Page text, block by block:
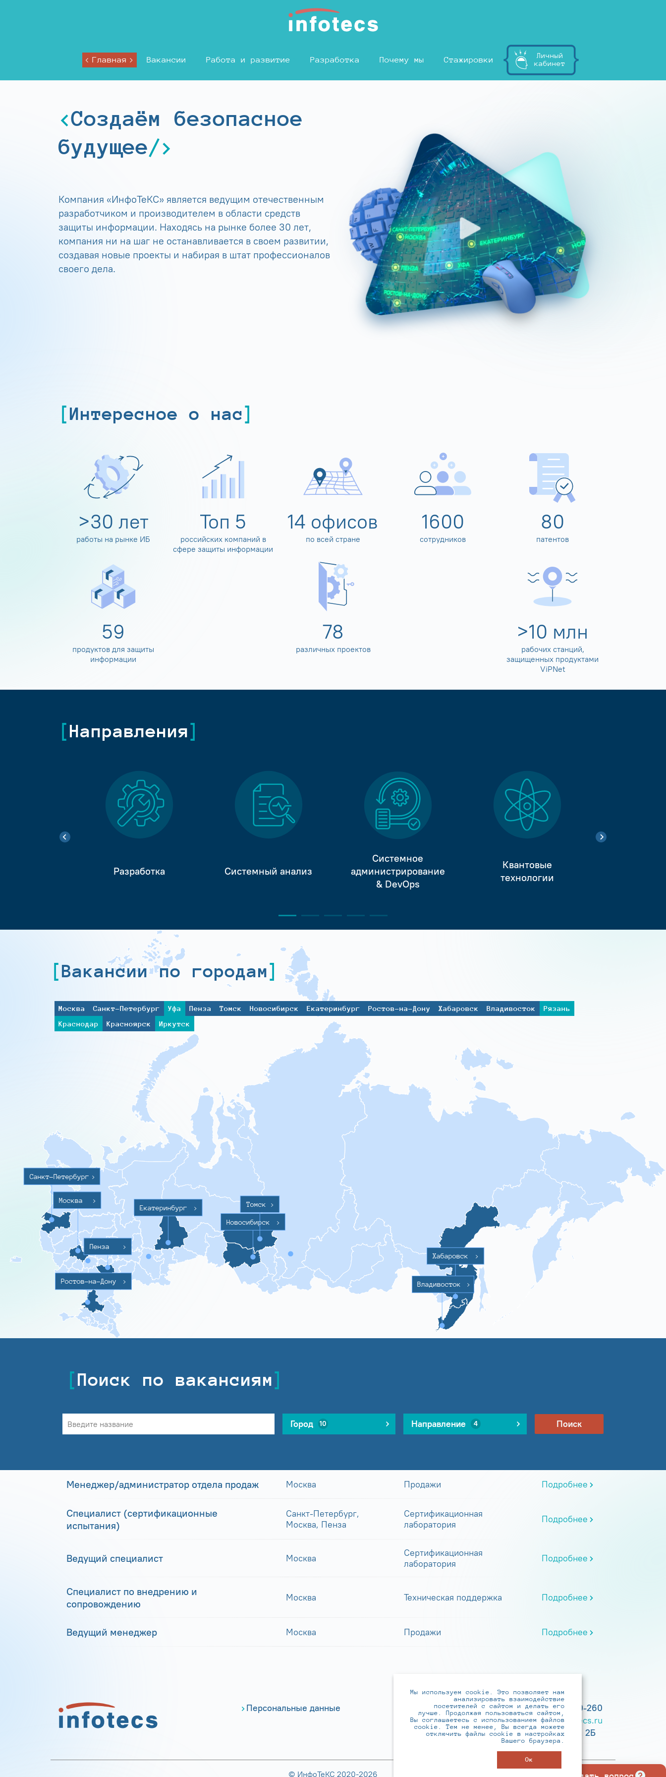
Главная Вакансии Работа и развитие Разработка Почему мы Стажировки
Личный
кабинет
Создаём безопасное
будущее
Компания «ИнфоТеКС» является ведущим отечественным
разработчиком и производителем в области средств
защиты информации. Находясь на рынке более 30 лет,
компания ни на шаг не останавливается в своем развитии,
создавая новые проекты и набирая в штат профессионалов
своего дела.
Интересное о нас
>30 лет
работы на рынке ИБ
Топ 5
российских компаний в
сфере защиты информации
14 офисов
по всей стране
1600
сотрудников
80
патентов
60
продуктов для защиты
информации
80
различных проектов
>10 млн
рабочих станций,
защищенных продуктами
ViPNet
Направления
Разработка Системный анализ
Системное
администрирование
& DevOps
Квантовые
технологии
Вакансии по городам
Москва Санкт-Петербург Уфа Пенза Томск Новосибирск Екатеринбург Ростов-на-Дону Хабаровск Владивосток
Рязань
Краснодар
Красноярск Иркутск
Санкт-Петербург >
Москва >
Ростов-на-Дону >
Пенза >
Екатеринбург
>
Новосибирск
>
Томск >
Хабаровск >
Владивосток >
Поиск по вакансиям
Город 10 Направление 4 Поиск
Менеджер/администратор отдела продаж Москва Продажи Подробнее
Специалист (сертификационные
испытания)
Санкт-Петербург,
Москва, Пенза
Сертификационная
лаборатория
Подробнее
Ведущий специалист Москва
Сертификационная
лаборатория
Подробнее
Специалист по внедрению и
сопровождению
Москва Техническая поддержка Подробнее
Ведущий менеджер Москва Продажи Подробнее
Персональные данные
+7 (495) 737-6192, 8-800-250-0-260
practice@infotecs.ru ,hr@infotecs.ru
127273, г. Москва, Отрадная ул., 2Б
© ИнфоТеКС 2020-2026
Мы используем cookie. Это позволяет нам
анализировать взаимодействие
посетителей с сайтом и делать его
лучше. Продолжая пользоваться сайтом,
Вы соглашаетесь с использованием файлов
cookie. Тем не менее, Вы всегда можете
отключить файлы cookie в настройках
Вашего браузера.
Ок